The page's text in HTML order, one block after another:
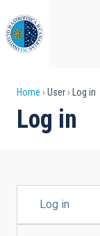
to
main
content
Breadcrumb
Home User Log in
Log in
TABSLog in